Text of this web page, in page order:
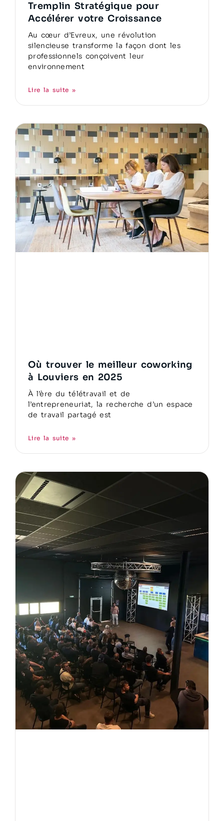
Tremplin Stratégique pour
Accélérer votre Croissance
Au cœur d’Evreux, une révolution
silencieuse transforme la façon dont les
professionnels conçoivent leur
environnement
Lire la suite »
Où trouver le meilleur coworking
à Louviers en 2025
À l’ère du télétravail et de
l’entrepreneuriat, la recherche d’un espace
de travail partagé est
Lire la suite »